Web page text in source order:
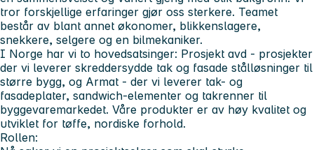
tror forskjellige erfaringer gjør oss sterkere. Teamet
består av blant annet økonomer, blikkenslagere,
snekkere, selgere og en bilmekaniker.
I Norge har vi to hovedsatsinger: Prosjekt avd - prosjekter
der vi leverer skreddersydde tak og fasade stålløsninger til
større bygg, og Armat - der vi leverer tak- og
fasadeplater, sandwich-elementer og takrenner til
byggevaremarkedet. Våre produkter er av høy kvalitet og
utviklet for tøffe, nordiske forhold.
Rollen: